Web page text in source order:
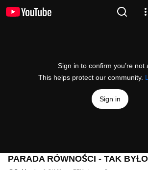
Sign in to confirm you’re not
This helps protect our community.
Sign in
PARADA RÓWNOŚCI - TAK